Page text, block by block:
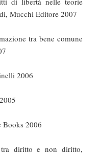
Mucchi Editore 2007
tra bene comune
2006
Books 2006
diritto e non diritto,